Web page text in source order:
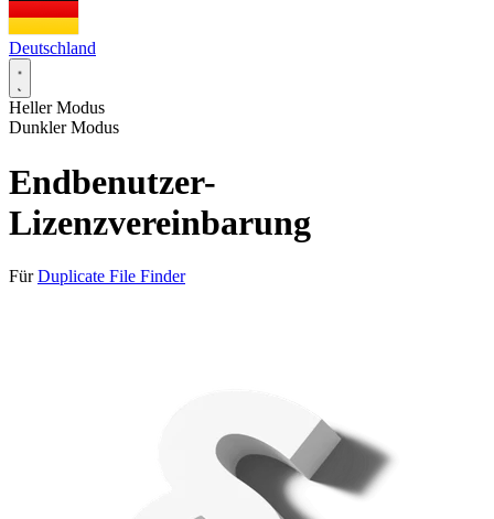
Deutschland
Heller Modus
Dunkler Modus
Endbenutzer-
Lizenzvereinbarung
FürDuplicate File Finder